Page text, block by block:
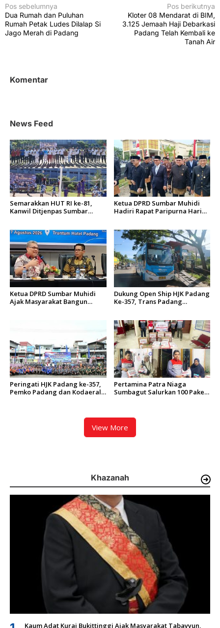
N
a
v
a
p
s
Pos sebelumnya
Dua Rumah dan Puluhan
Rumah Petak Ludes Dilalap Si
Jago Merah di Padang
Pos berikutnya
Kloter 08 Mendarat di BIM,
3.125 Jemaah Haji Debarkasi
Padang Telah Kembali ke
Tanah Air
Komentar
News Feed
Semarakkan HUT RI ke-81,
Kanwil Ditjenpas Sumbar
Ketua DPRD Sumbar Muhidi
Hadiri Rapat Paripurna Hari
Ketua DPRD Sumbar Muhidi
Ajak Masyarakat Bangun
Dukung Open Ship HJK Padang
Ke-357, Trans Padang
Peringati HJK Padang ke-357,
Pemko Padang dan Kodaeral
Pertamina Patra Niaga
Sumbagut Salurkan 100 Paket
View More
Khazanah
Kaum Adat Kurai Bukittinggi Ajak Masyarakat Tabayyun,